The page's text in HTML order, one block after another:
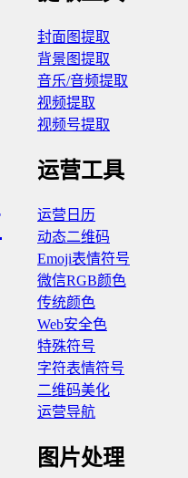
封面图提取
背景图提取
音乐/音频提取
视频提取
视频号提取
运营工具
运营日历
动态二维码
Emoji表情符号
微信RGB颜色
传统颜色
Web安全色
特殊符号
字符表情符号
二维码美化
运营导航
图片处理